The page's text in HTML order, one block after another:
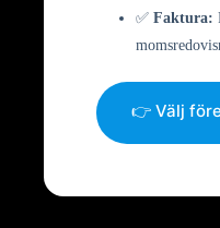
✅ Faktura:
👉 Välj